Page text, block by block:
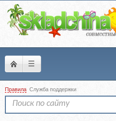
☰
Правила Служба поддержки